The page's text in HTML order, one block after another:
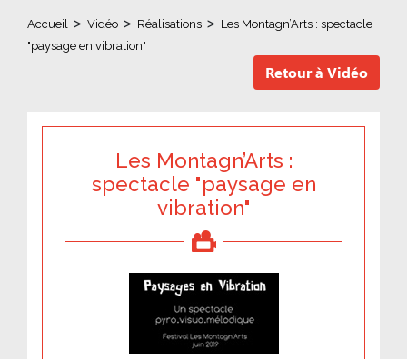
Accueil > Vidéo > Réalisations > Les Montagn’Arts : spectacle
"paysage en vibration"
Retour à Vidéo
Les Montagn’Arts :
spectacle "paysage en
vibration"